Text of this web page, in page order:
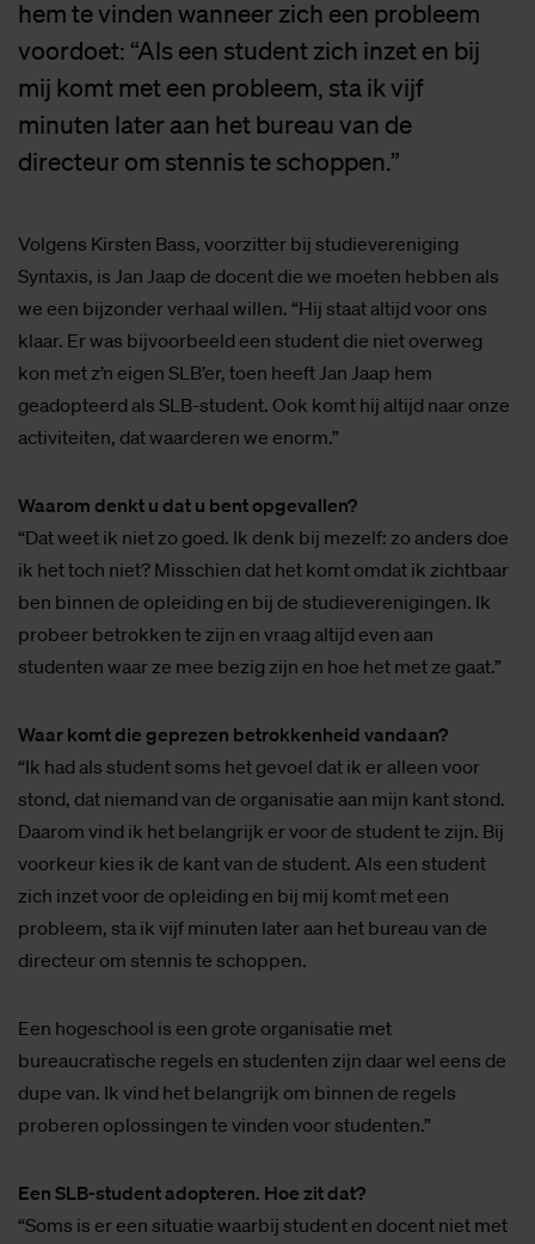
hem te vinden wanneer zich een probleem
voordoet: “Als een student zich inzet en bij
mij komt met een probleem, sta ik vijf
minuten later aan het bureau van de
directeur om stennis te schoppen.”
Volgens Kirsten Bass, voorzitter bij studievereniging
Syntaxis, is Jan Jaap de docent die we moeten hebben als
we een bijzonder verhaal willen. “Hij staat altijd voor ons
klaar. Er was bijvoorbeeld een student die niet overweg
kon met z’n eigen SLB’er, toen heeft Jan Jaap hem
geadopteerd als SLB-student. Ook komt hij altijd naar onze
activiteiten, dat waarderen we enorm.”
Waarom denkt u dat u bent opgevallen?
“Dat weet ik niet zo goed. Ik denk bij mezelf: zo anders doe
ik het toch niet? Misschien dat het komt omdat ik zichtbaar
ben binnen de opleiding en bij de studieverenigingen. Ik
probeer betrokken te zijn en vraag altijd even aan
studenten waar ze mee bezig zijn en hoe het met ze gaat.”
Waar komt die geprezen betrokkenheid vandaan?
“Ik had als student soms het gevoel dat ik er alleen voor
stond, dat niemand van de organisatie aan mijn kant stond.
Daarom vind ik het belangrijk er voor de student te zijn. Bij
voorkeur kies ik de kant van de student. Als een student
zich inzet voor de opleiding en bij mij komt met een
probleem, sta ik vijf minuten later aan het bureau van de
directeur om stennis te schoppen.
Een hogeschool is een grote organisatie met
bureaucratische regels en studenten zijn daar wel eens de
dupe van. Ik vind het belangrijk om binnen de regels
proberen oplossingen te vinden voor studenten.”
Een SLB-student adopteren. Hoe zit dat?
“Soms is er een situatie waarbij student en docent niet met